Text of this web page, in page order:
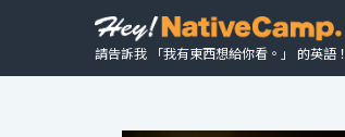
請告訴我 「我有東西想給你看。」 的英語！